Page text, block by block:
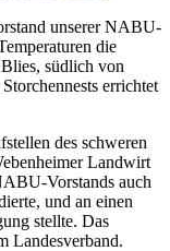
unserer NABU-
die
südlich von
errichtet
des schweren
Landwirt
Vorstands auch
und an einen
stellte. Das
Landesverband.